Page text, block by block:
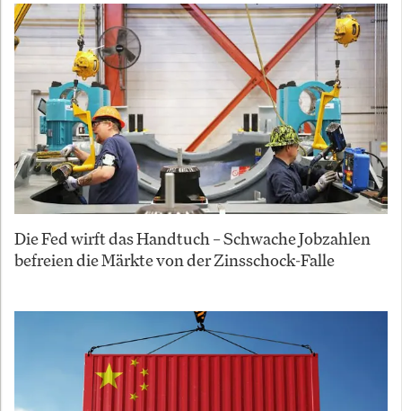
Die Fed wirft das Handtuch – Schwache Jobzahlen
befreien die Märkte von der Zinsschock-Falle